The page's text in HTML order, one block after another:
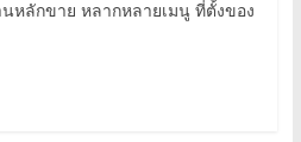
หลักขาย หลากหลายเมนู ที่ตั้งของ